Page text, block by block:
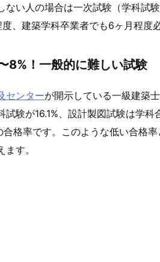
ない人の場合は一次試験（学科試
、建築学科卒業者でも6ヶ月程度
8%！一般的に難しい試験
センターが開示している一級建築
試験が16.1%、設計製図試験は学
格率です。このような低い合格
す。